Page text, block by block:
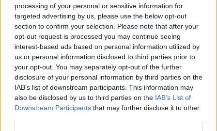
processing of your personal or sensitive information for
targeted advertising by us, please use the below opt-out
section to confirm your selection. Please note that after your
opt-out request is processed you may continue seeing
interest-based ads based on personal information utilized by
us or personal information disclosed to third parties prior to
your opt-out. You may separately opt-out of the further
disclosure of your personal information by third parties on the
IAB’s list of downstream participants. This information may
also be disclosed by us to third parties on the IAB’s List of
Downstream Participants that may further disclose it to other
Ionita
Coriaceo
6,5
Bonus e Malus
Finisce il suo match con crampi lancinanti.
Segno che è stato uno dei pochi a correre
come un ossesso. Prestazione di sostanza.